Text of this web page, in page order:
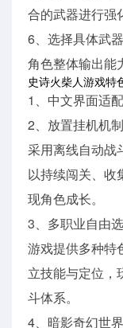
合的武器进行强
6、选择具体武
角色整体输出能
史诗火柴人游戏特
1、中文界面适配
2、放置挂机机制
采用离线自动战
以持续闯关、收
现角色成长。
3、多职业自由
游戏提供多种特
立技能与定位，
斗体系。
4、暗影奇幻世